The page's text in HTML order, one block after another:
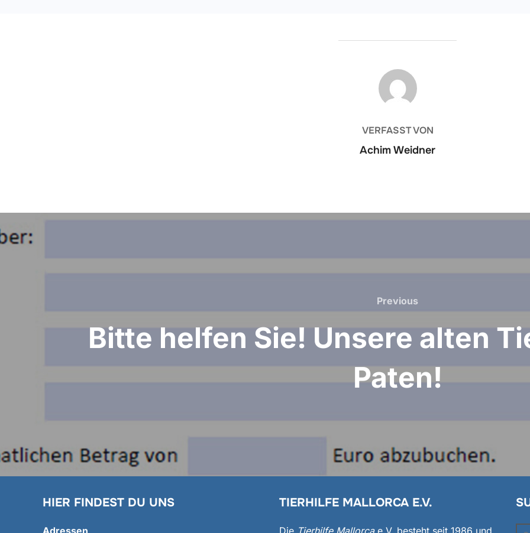
BEITRAGSAUTOR
VERFASST VON
Achim Weidner
Beitragsnavigation
Previous
Previous
Bitte helfen Sie! Unsere alten
Paten!
HIER FINDEST DU UNS TIERHILFE MALLORCA E.V.